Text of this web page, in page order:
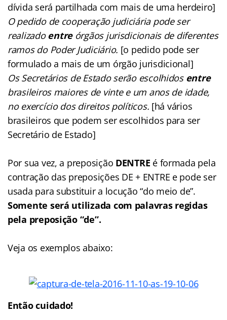
dívida será partilhada com mais de uma herdeiro]
O pedido de cooperação judiciária pode ser
realizadoentreórgãos jurisdicionais de diferentes
ramos do Poder Judiciário. [o pedido pode ser
formulado a mais de um órgão jurisdicional]
Os Secretários de Estado serão escolhidos entre
brasileiros maiores de vinte e um anos de idade,
no exercício dos direitos políticos. [há vários
brasileiros que podem ser escolhidos para ser
Secretário de Estado]
Por sua vez, a preposição DENTRE é formada pela
contração das preposições DE + ENTRE e pode ser
usada para substituir a locução “do meio de”.
Somente será utilizada com palavras regidas
pela preposição “de”.
Veja os exemplos abaixo:
Então cuidado!